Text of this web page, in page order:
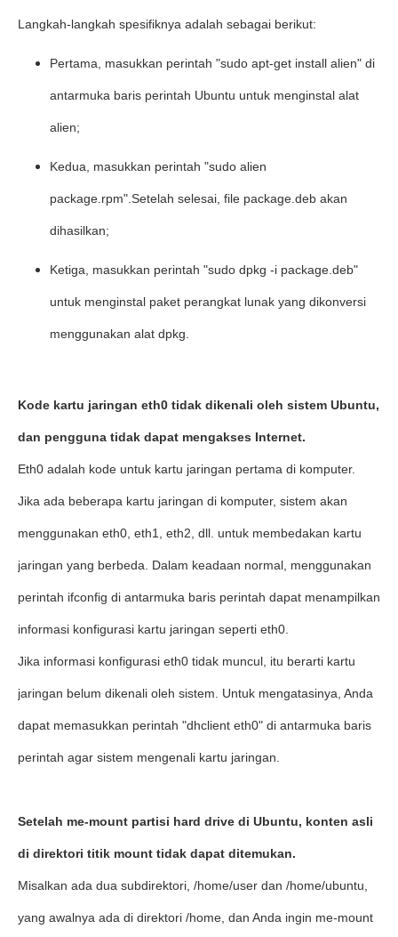
Langkah-langkah spesifiknya adalah sebagai berikut:
Pertama, masukkan perintah "sudo apt-get install alien" di
antarmuka baris perintah Ubuntu untuk menginstal alat
alien;
Kedua, masukkan perintah "sudo alien
package.rpm". Setelah selesai, file package.deb akan
dihasilkan;
Ketiga, masukkan perintah "sudo dpkg -i package.deb"
untuk menginstal paket perangkat lunak yang dikonversi
menggunakan alat dpkg.
Kode kartu jaringan eth0 tidak dikenali oleh sistem Ubuntu,
dan pengguna tidak dapat mengakses Internet.
Eth0 adalah kode untuk kartu jaringan pertama di komputer.
Jika ada beberapa kartu jaringan di komputer, sistem akan
menggunakan eth0, eth1, eth2, dll. untuk membedakan kartu
jaringan yang berbeda. Dalam keadaan normal, menggunakan
perintah ifconfig di antarmuka baris perintah dapat menampilkan
informasi konfigurasi kartu jaringan seperti eth0.
Jika informasi konfigurasi eth0 tidak muncul, itu berarti kartu
jaringan belum dikenali oleh sistem. Untuk mengatasinya, Anda
dapat memasukkan perintah "dhclient eth0" di antarmuka baris
perintah agar sistem mengenali kartu jaringan.
Setelah me-mount partisi hard drive di Ubuntu, konten asli
di direktori titik mount tidak dapat ditemukan.
Misalkan ada dua subdirektori, /home/user dan /home/ubuntu,
yang awalnya ada di direktori /home, dan Anda ingin me-mount